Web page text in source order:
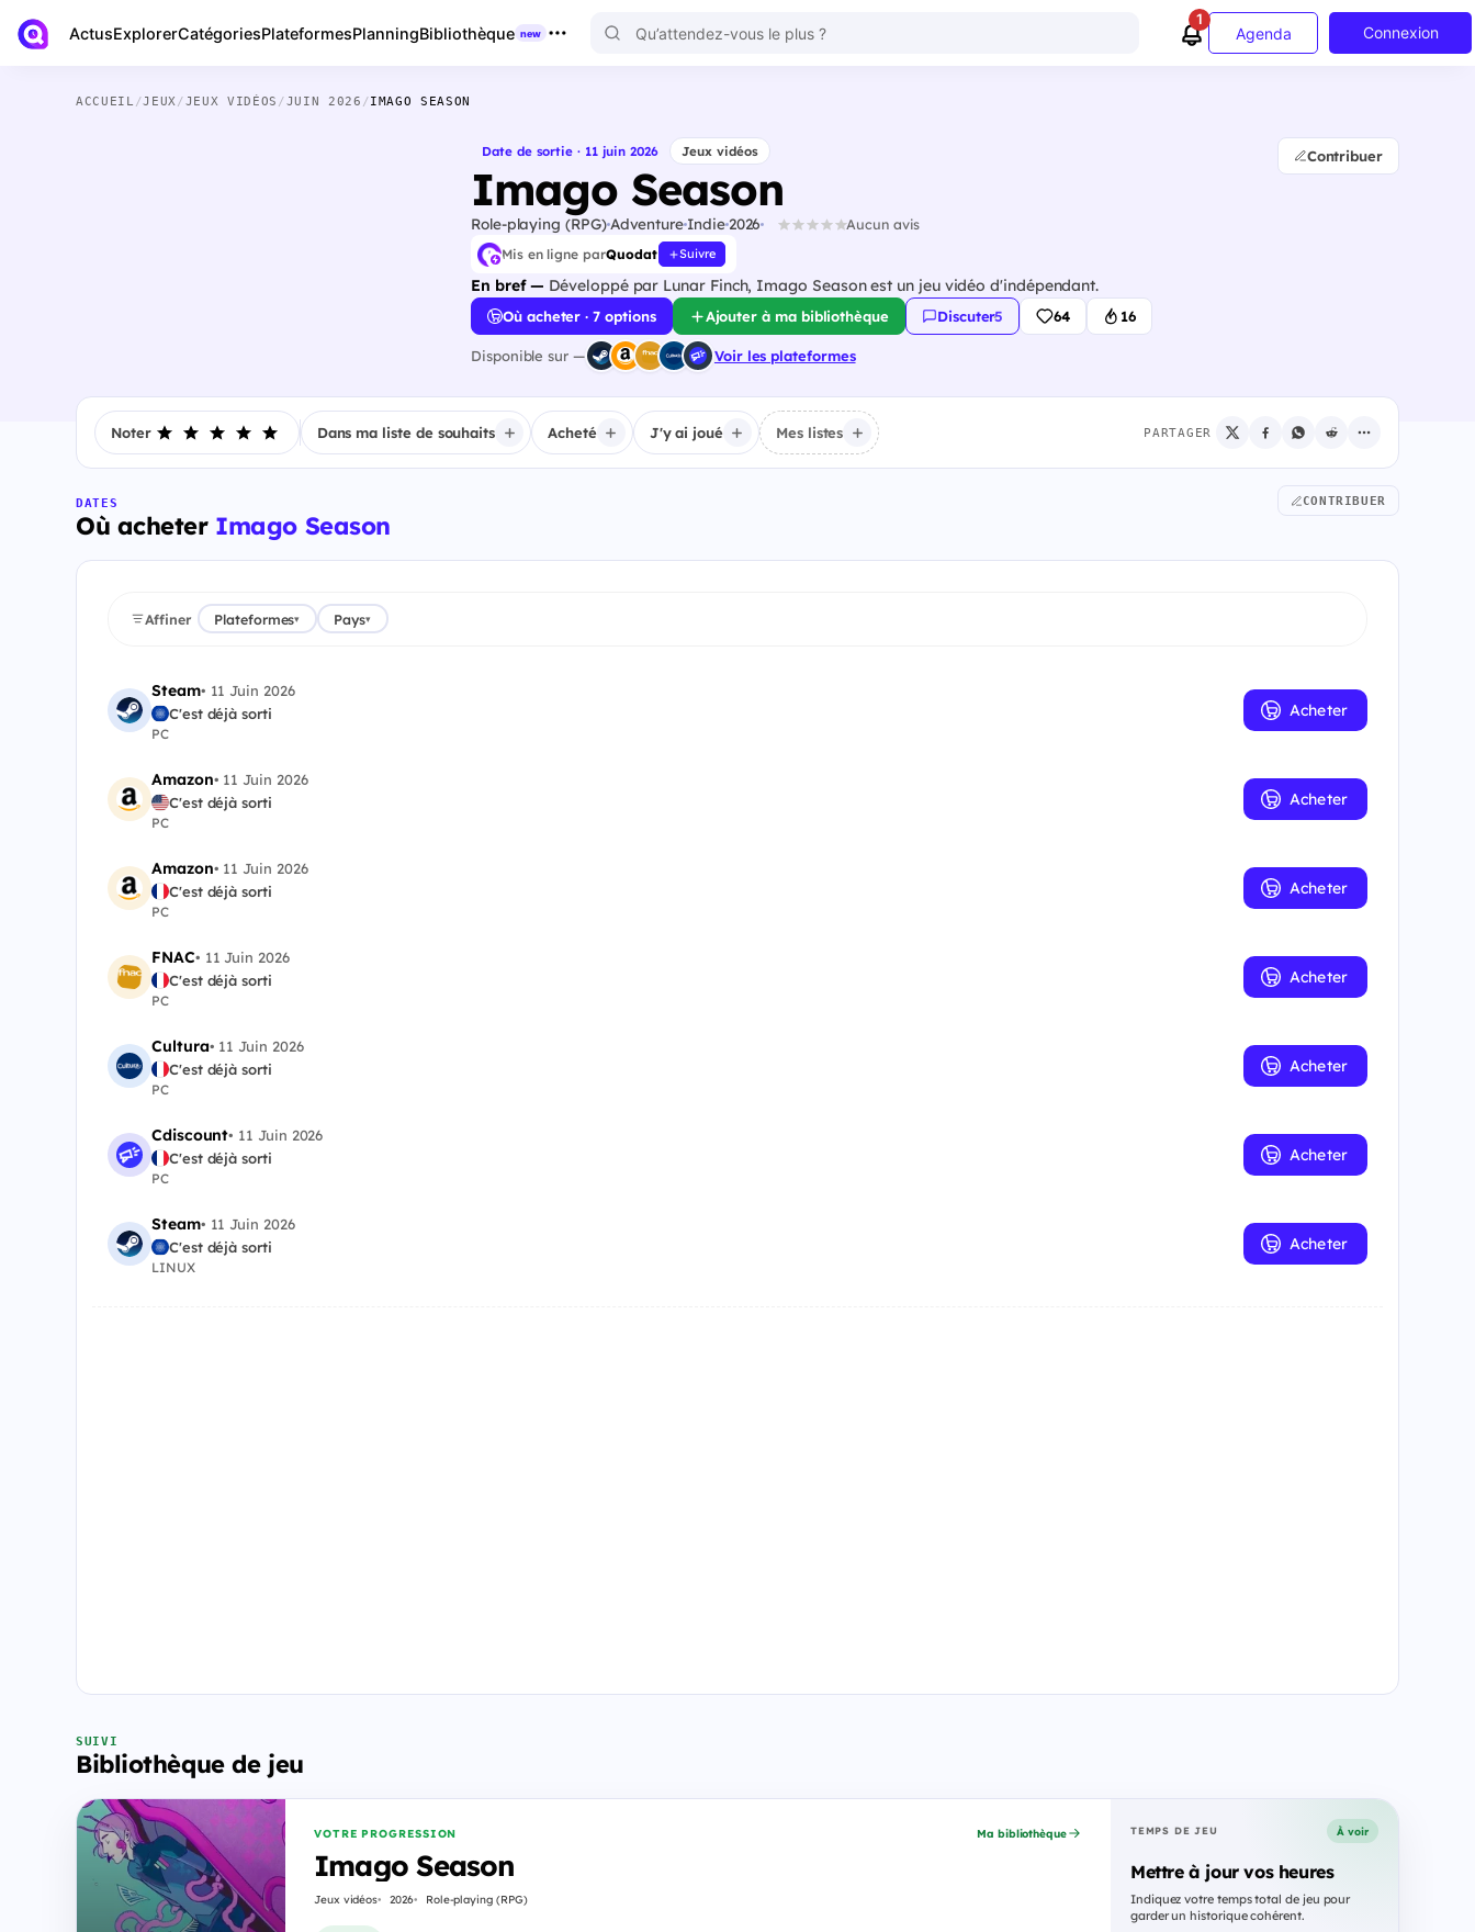
ActusExplorerCatégoriesPlateformesPlanningBibliothèque new
1
Agenda Connexion
ACCUEIL /JEUX/JEUX VIDÉOS /JUIN 2026 /IMAGO SEASON
Date de sortie · 11 juin 2026 Jeux vidéos
Imago Season
Role-playing (RPG)Adventure Indie2026 Aucun avis
Mis en ligne parQuodat Suivre
En bref — Développé par Lunar Finch, Imago Season est un jeu vidéo d'indépendant.
Contribuer
Où acheter · 7 options Ajouter à ma bibliothèque Discuter·5 64 16
Disponible sur — Voir les plateformes
Noter Dans ma liste de souhaits Acheté J'y ai joué Mes listes PARTAGER
DATES
Où acheter Imago Season
CONTRIBUER
Affiner Plateformes▾ Pays▾
Steam• 11 Juin 2026
C'est déjà sorti
PC
Acheter
Amazon• 11 Juin 2026
C'est déjà sorti
PC
Acheter
Amazon• 11 Juin 2026
C'est déjà sorti
PC
Acheter
FNAC• 11 Juin 2026
C'est déjà sorti
PC
Acheter
Cultura• 11 Juin 2026
C'est déjà sorti
PC
Acheter
Cdiscount• 11 Juin 2026
C'est déjà sorti
PC
Acheter
Steam• 11 Juin 2026
C'est déjà sorti
LINUX
Acheter
SUIVI
Bibliothèque de jeu
VOTRE PROGRESSION
Imago Season
Jeux vidéos 2026 Role-playing (RPG)
Ma bibliothèque TEMPS DE JEU À voir
Mettre à jour vos heures
Indiquez votre temps total de jeu pour
garder un historique cohérent.